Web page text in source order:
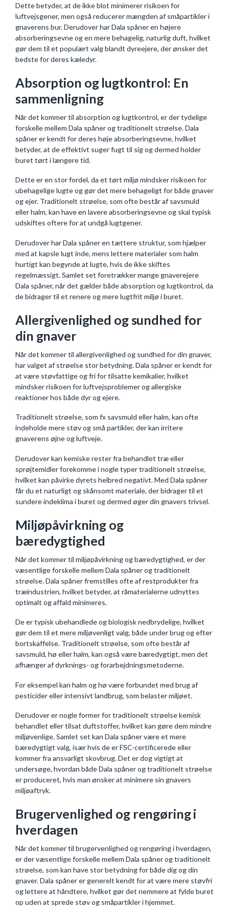
Dette betyder, at de ikke blot minimerer risikoen for
luftvejsgener, men også reducerer mængden af småpartikler i
gnaverens bur. Derudover har Dala spåner en højere
absorberingsevne og en mere behagelig, naturlig duft, hvilket
gør dem til et populært valg blandt dyreejere, der ønsker det
bedste for deres kæledyr.
Absorption og lugtkontrol: En
sammenligning
Når det kommer til absorption og lugtkontrol, er der tydelige
forskelle mellem Dala spåner og traditionelt strøelse. Dala
spåner er kendt for deres høje absorberingsevne, hvilket
betyder, at de effektivt suger fugt til sig og dermed holder
buret tørt i længere tid.
Dette er en stor fordel, da et tørt miljø mindsker risikoen for
ubehagelige lugte og gør det mere behageligt for både gnaver
og ejer. Traditionelt strøelse, som ofte består af savsmuld
eller halm, kan have en lavere absorberingsevne og skal typisk
udskiftes oftere for at undgå lugtgener.
Derudover har Dala spåner en tættere struktur, som hjælper
med at kapsle lugt inde, mens lettere materialer som halm
hurtigt kan begynde at lugte, hvis de ikke skiftes
regelmæssigt. Samlet set foretrækker mange gnaverejere
Dala spåner, når det gælder både absorption og lugtkontrol, da
de bidrager til et renere og mere lugtfrit miljø i buret.
Allergivenlighed og sundhed for
din gnaver
Når det kommer til allergivenlighed og sundhed for din gnaver,
har valget af strøelse stor betydning. Dala spåner er kendt for
at være støvfattige og fri for tilsatte kemikalier, hvilket
mindsker risikoen for luftvejsproblemer og allergiske
reaktioner hos både dyr og ejere.
Traditionelt strøelse, som fx savsmuld eller halm, kan ofte
indeholde mere støv og små partikler, der kan irritere
gnaverens øjne og luftveje.
Derudover kan kemiske rester fra behandlet træ eller
sprøjtemidler forekomme i nogle typer traditionelt strøelse,
hvilket kan påvirke dyrets helbred negativt. Med Dala spåner
får du et naturligt og skånsomt materiale, der bidrager til et
sundere indeklima i buret og dermed øger din gnavers trivsel.
Miljøpåvirkning og
bæredygtighed
Når det kommer til miljøpåvirkning og bæredygtighed, er der
væsentlige forskelle mellem Dala spåner og traditionelt
strøelse. Dala spåner fremstilles ofte af restprodukter fra
træindustrien, hvilket betyder, at råmaterialerne udnyttes
optimalt og affald minimeres.
De er typisk ubehandlede og biologisk nedbrydelige, hvilket
gør dem til et mere miljøvenligt valg, både under brug og efter
bortskaffelse. Traditionelt strøelse, som ofte består af
savsmuld, hø eller halm, kan også være bæredygtigt, men det
afhænger af dyrknings- og forarbejdningsmetoderne.
For eksempel kan halm og hø være forbundet med brug af
pesticider eller intensivt landbrug, som belaster miljøet.
Derudover er nogle former for traditionelt strøelse kemisk
behandlet eller tilsat duftstoffer, hvilket kan gøre dem mindre
miljøvenlige. Samlet set kan Dala spåner være et mere
bæredygtigt valg, især hvis de er FSC-certificerede eller
kommer fra ansvarligt skovbrug. Det er dog vigtigt at
undersøge, hvordan både Dala spåner og traditionelt strøelse
er produceret, hvis man ønsker at minimere sin gnavers
miljøaftryk.
Brugervenlighed og rengøring i
hverdagen
Når det kommer til brugervenlighed og rengøring i hverdagen,
er der væsentlige forskelle mellem Dala spåner og traditionelt
strøelse, som kan have stor betydning for både dig og din
gnaver. Dala spåner er generelt kendt for at være mere støvfri
og lettere at håndtere, hvilket gør det nemmere at fylde buret
op uden at sprede støv og småpartikler i hjemmet.